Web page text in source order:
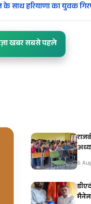
साथ हरियाणा का युवक
खबर सबसे पहले
6